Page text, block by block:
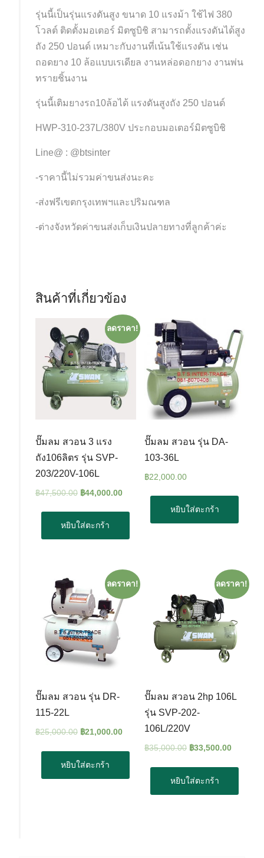
รุ่นนี้เป็นรุ่นแรงดันสูง ขนาด 10 แรงม้า ใช้ไฟ 380
โวลต์ ติดตั้งมอเตอร์ มิตซูบิชิ สามารถตั้งแรงดันได้สูง
ถัง 250 ปอนด์ เหมาะกับงานที่เน้นใช้แรงดัน เช่น
ถอดยาง 10 ล้อแบบเรเดียล งานหล่อดอกยาง งานพ่น
ทรายชิ้นงาน
รุ่นนี้เติมยางรถ10ล้อได้ แรงดันสูงถัง 250 ปอนด์
HWP-310-237L/380V ประกอบมอเตอร์มิตซูบิชิ
Line@ : @btsinter
-ราคานี้ไม่รวมค่าขนส่งนะคะ
-ส่งฟรีเขตกรุงเทพฯและปริมณฑล
-ต่างจังหวัดค่าขนส่งเก็บเงินปลายทางที่ลูกค้าค่ะ
สินค้าที่เกี่ยวข้อง
ลดราคา!
ปั๊มลม สวอน 3 แรง
ถัง106ลิตร รุ่น SVP-
203/220V-106L
฿47,500.00 ฿44,000.00
หยิบใส่ตะกร้า
ปั๊มลม สวอน รุ่น DA-
103-36L
฿22,000.00
หยิบใส่ตะกร้า
ลดราคา!
ปั๊มลม สวอน รุ่น DR-
115-22L
฿25,000.00 ฿21,000.00
หยิบใส่ตะกร้า
ลดราคา!
ปั๊มลม สวอน 2hp 106L
รุ่น SVP-202-
106L/220V
฿35,000.00 ฿33,500.00
หยิบใส่ตะกร้า